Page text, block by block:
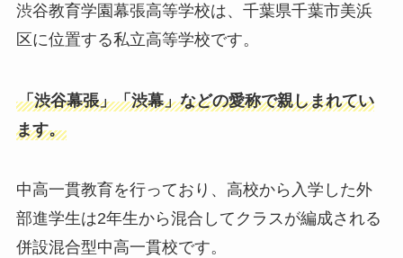
渋谷教育学園幕張高等学校は、千葉県千葉市美浜
区に位置する私立高等学校です。
「渋谷幕張」「渋幕」などの愛称で親しまれてい
ます。
中高一貫教育を行っており、高校から入学した外
部進学生は2年生から混合してクラスが編成される
併設混合型中高一貫校です。